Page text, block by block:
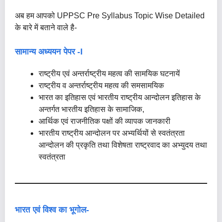
अब हम आपको UPPSC Pre Syllabus Topic Wise Detailed
के बारे में बताने वाले है-
सामान्य अध्ययन पेपर -I
राष्ट्रीय एवं अन्तर्राष्ट्रीय महत्व की सामयिक घटनायें
राष्ट्रीय व अन्तर्राष्ट्रीय महत्व की समसामयिक
भारत का इतिहास एवं भारतीय राष्ट्रीय आन्दोलन इतिहास के
अन्तर्गत भारतीय इतिहास के सामाजिक,
आर्थिक एवं राजनीतिक पक्षों की व्यापक जानकारी
भारतीय राष्ट्रीय आन्दोलन पर अभ्यर्थियों से स्वतंत्रता
आन्दोलन की प्रकृति तथा विशेषता राष्ट्रवाद का अभ्युदय तथा
स्वतंत्रता
भारत एवं विश्व का भूगोल-